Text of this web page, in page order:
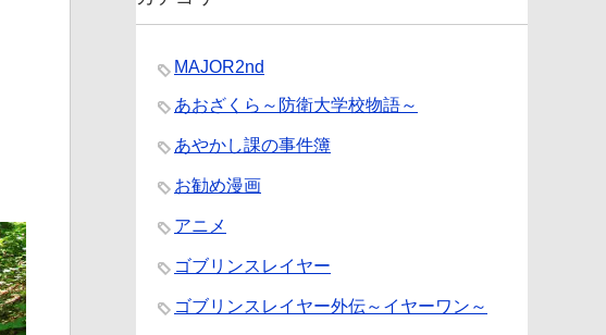
MAJOR2nd
あおざくら～防衛大学校物語～
あやかし課の事件簿
お勧め漫画
アニメ
ゴブリンスレイヤー
ゴブリンスレイヤー外伝～イヤーワン～